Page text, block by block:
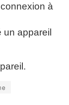
à
un appareil